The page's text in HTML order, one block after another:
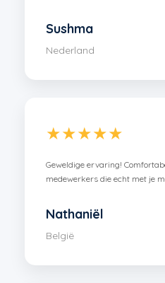
Sushma
Nederland
★★★★★
Geweldige ervaring!
medewerkers die echt met je
Nathaniël
België